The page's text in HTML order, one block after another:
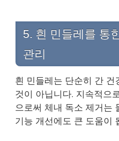
5. 흰 민들레를 통
관리
흰 민들레는 단순히 간
것이 아닙니다. 지속적으
으로써 체내 독소 제거는
기능 개선에도 큰 도움이